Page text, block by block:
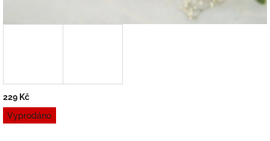
229 Kč
Měrná
cena:
Vyprodáno